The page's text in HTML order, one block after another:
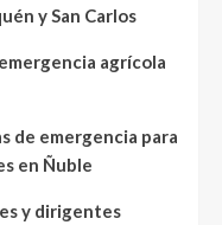
y San Carlos
agrícola
de emergencia para
en Ñuble
y dirigentes